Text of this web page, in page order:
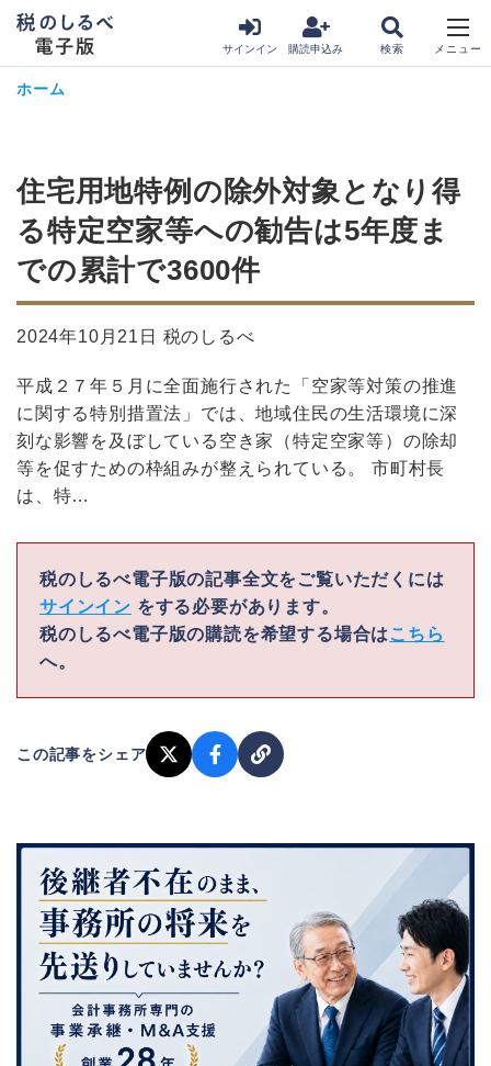
サインイン 購読申込み
ホーム
住宅用地特例の除外対象となり得
る特定空家等への勧告は5年度ま
での累計で3600件
2024年10月21日 税のしるべ
平成２７年５月に全面施行された「空家等対策の推進
に関する特別措置法」では、地域住民の生活環境に深
刻な影響を及ぼしている空き家（特定空家等）の除却
等を促すための枠組みが整えられている。 市町村長
は、特…
税のしるべ電子版の記事全文をご覧いただくには
サインイン をする必要があります。
税のしるべ電子版の購読を希望する場合は こちら
へ。
この記事をシェア